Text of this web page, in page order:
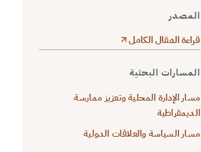
المصدر
قراءة المقال الكامل
المسارات البحثية
مسار الإدارة المحلية وتعزيز ممارسة
الديمقراطية
مسار السياسة والعلاقات الدولية